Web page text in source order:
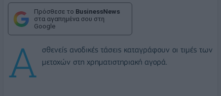
Πρόσθεσε το BusinessNews
στα αγαπημένα σου στη
Google
Α
σθενείς ανοδικές τάσεις καταγράφουν οι τιμές των
μετοχών στη χρηματιστηριακή αγορά.